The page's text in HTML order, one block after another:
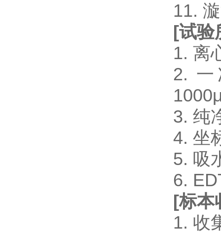
11.
[试验
1. 离
2. 一
3. 纯
4. 坐
5. 吸
6.
[标本
1. 收